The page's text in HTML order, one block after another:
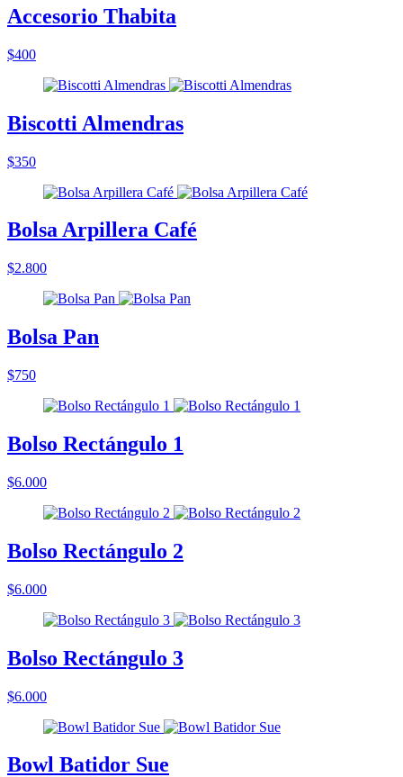
Accesorio Thabita
$400
Biscotti Almendras
$350
Bolsa Arpillera Café
$2.800
Bolsa Pan
$750
Bolso Rectángulo 1
$6.000
Bolso Rectángulo 2
$6.000
Bolso Rectángulo 3
$6.000
Bowl Batidor Sue